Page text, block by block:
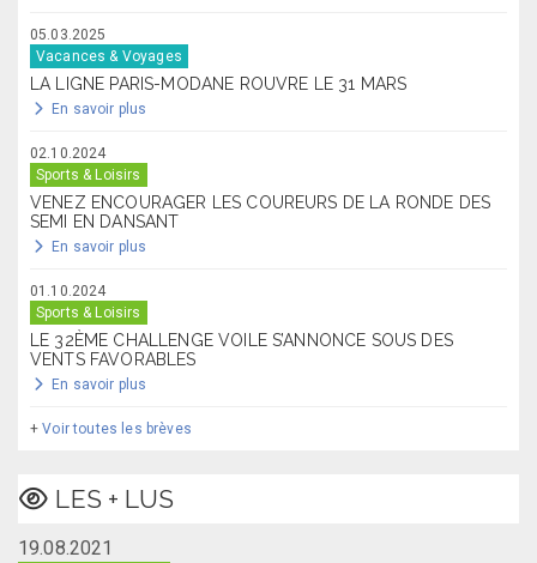
05.03.2025
Vacances & Voyages
LA LIGNE PARIS-MODANE ROUVRE LE 31 MARS
En savoir plus
02.10.2024
Sports & Loisirs
VENEZ ENCOURAGER LES COUREURS DE LA RONDE DES
SEMI EN DANSANT
En savoir plus
01.10.2024
Sports & Loisirs
LE 32ÈME CHALLENGE VOILE S’ANNONCE SOUS DES
VENTS FAVORABLES
En savoir plus
+Voir toutes les brèves
LES + LUS
19.08.2021